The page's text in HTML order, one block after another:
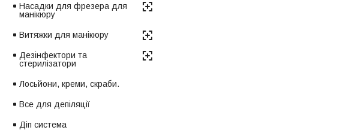
Насадки для фрезера для
манікюру
Витяжки для манікюру
Дезінфектори та
стерилізатори
Лосьйони, креми, скраби.
Все для депіляції
Діп система